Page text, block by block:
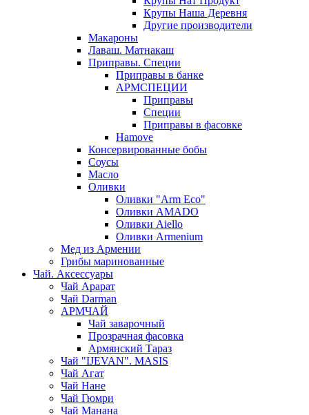
Крупы Наша Деревня
Другие производители
Макароны
Лаваш. Матнакаш
Приправы. Специи
Приправы в банке
АРМСПЕЦИИ
Приправы
Специи
Приправы в фасовке
Hamove
Консервированные бобы
Соусы
Масло
Оливки
Оливки "Arm Eco"
Оливки AMADO
Оливки Aiello
Оливки Armenium
Мед из Армении
Грибы маринованные
Чай. Аксессуары
Чай Арарат
Чай Darman
АРМЧАЙ
Чай заварочный
Прозрачная фасовка
Армянский Тараз
Чай "IJEVAN". MASIS
Чай Агат
Чай Нане
Чай Гюмри
Чай Манана